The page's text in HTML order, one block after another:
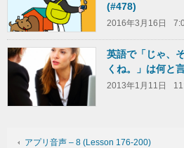
(#478)
2016年3月16日
英語で「じゃ、
くね。」は何と
2013年1月11日
アプリ音声 – 8 (Lesson 176-200)